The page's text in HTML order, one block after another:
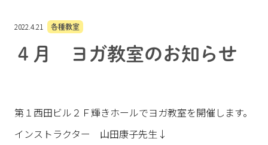
2022.4.21 各種教室
４月 ヨガ教室のお知らせ
第１西田ビル２Ｆ輝きホールでヨガ教室を開催します。
インストラクター 山田康子先生↓